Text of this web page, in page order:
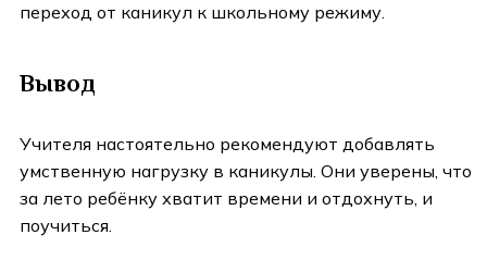
переход от каникул к школьному режиму.
Вывод
Учителя настоятельно рекомендуют добавлять
умственную нагрузку в каникулы. Они уверены, что
за лето ребёнку хватит времени и отдохнуть, и
поучиться.